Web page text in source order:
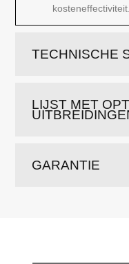
TECHNISCHE
LIJST MET
GARANTIE
kosteneffectiviteit.